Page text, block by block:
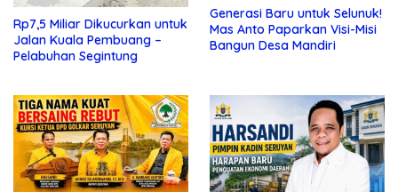
Rp7,5 Miliar Dikucurkan untuk
Jalan Kuala Pembuang –
Pelabuhan Segintung
Generasi Baru untuk Selunuk!
Mas Anto Paparkan Visi-Misi
Bangun Desa Mandiri